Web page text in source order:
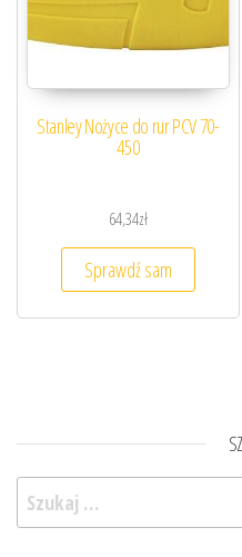
Stanley Nożyce do rur PCV 70-
450
64,34zł
Sprawdź sam
Szukaj: